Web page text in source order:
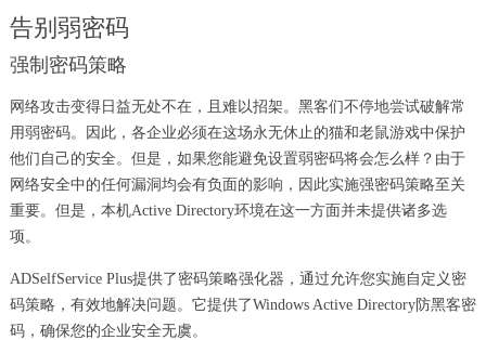
告别弱密码
强制密码策略
网络攻击变得日益无处不在，且难以招架。黑客们不停地尝试破解常
用弱密码。因此，各企业必须在这场永无休止的猫和老鼠游戏中保护
他们自己的安全。但是，如果您能避免设置弱密码将会怎么样？由于
网络安全中的任何漏洞均会有负面的影响，因此实施强密码策略至关
重要。但是，本机Active Directory环境在这一方面并未提供诸多选
项。
ADSelfService Plus提供了密码策略强化器，通过允许您实施自定义密
码策略，有效地解决问题。它提供了Windows Active Directory防黑客密
码，确保您的企业安全无虞。